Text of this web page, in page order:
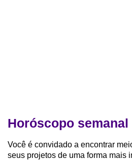
Horóscopo semanal
Você é convidado a encontrar
seus projetos de uma forma mais